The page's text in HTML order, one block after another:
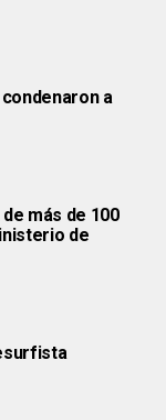
condenaron a
más de 100
de